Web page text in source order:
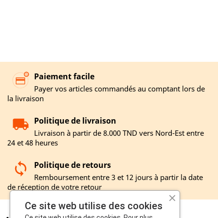
Paiement facile
Payer vos articles commandés au comptant lors de
la livraison
Politique de livraison
Livraison à partir de 8.000 TND vers Nord-Est entre
24 et 48 heures
Politique de retours
Remboursement entre 3 et 12 jours à partir la date
de réception de votre retour
Ce site web utilise des cookies